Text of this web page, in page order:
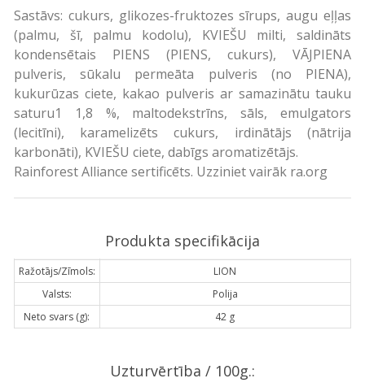
Sastāvs: cukurs, glikozes-fruktozes sīrups, augu eļļas
(palmu, šī, palmu kodolu), KVIEŠU milti, saldināts
kondensētais PIENS (PIENS, cukurs), VĀJPIENA
pulveris, sūkalu permeāta pulveris (no PIENA),
kukurūzas ciete, kakao pulveris ar samazinātu tauku
saturu1 1,8 %, maltodekstrīns, sāls, emulgators
(lecitīni), karamelizēts cukurs, irdinātājs (nātrija
karbonāti), KVIEŠU ciete, dabīgs aromatizētājs.
Rainforest Alliance sertificēts. Uzziniet vairāk ra.org
Produkta specifikācija
Ražotājs/Zīmols:
LION
Valsts:
Polija
Neto svars (g):
42 g
Uzturvērtība / 100g.: